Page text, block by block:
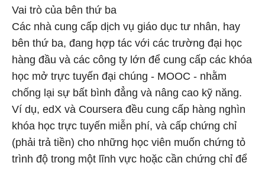
Vai trò của bên thứ ba
Các nhà cung cấp dịch vụ giáo dục tư nhân, hay
bên thứ ba, đang hợp tác với các trường đại học
hàng đầu và các công ty lớn để cung cấp các khóa
học mở trực tuyến đại chúng - MOOC - nhằm
chống lại sự bất bình đẳng và nâng cao kỹ năng.
Ví dụ, edX và Coursera đều cung cấp hàng nghìn
khóa học trực tuyến miễn phí, và cấp chứng chỉ
(phải trả tiền) cho những học viên muốn chứng tỏ
trình độ trong một lĩnh vực hoặc cần chứng chỉ để